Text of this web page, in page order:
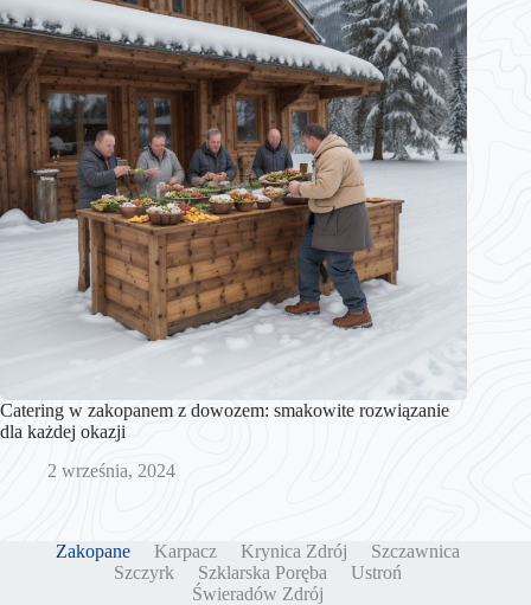
Catering w zakopanem z dowozem: smakowite rozwiązanie
dla każdej okazji
2 września, 2024
Zakopane Karpacz Krynica Zdrój
Szczawnica
Szczyrk
Szklarska Poręba
Ustroń
Świeradów Zdrój